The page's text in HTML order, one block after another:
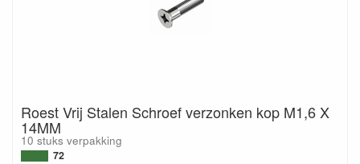
Roest Vrij Stalen Schroef verzonken kop M1,6 X
14MM
10 stuks verpakking
72